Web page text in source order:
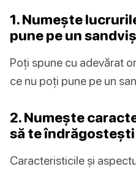
1. Numește
pune pe un
Poți spune cu adevărat
ce nu poți pune pe un
2. Numește
să te îndrăgostești
Caracteristicile și